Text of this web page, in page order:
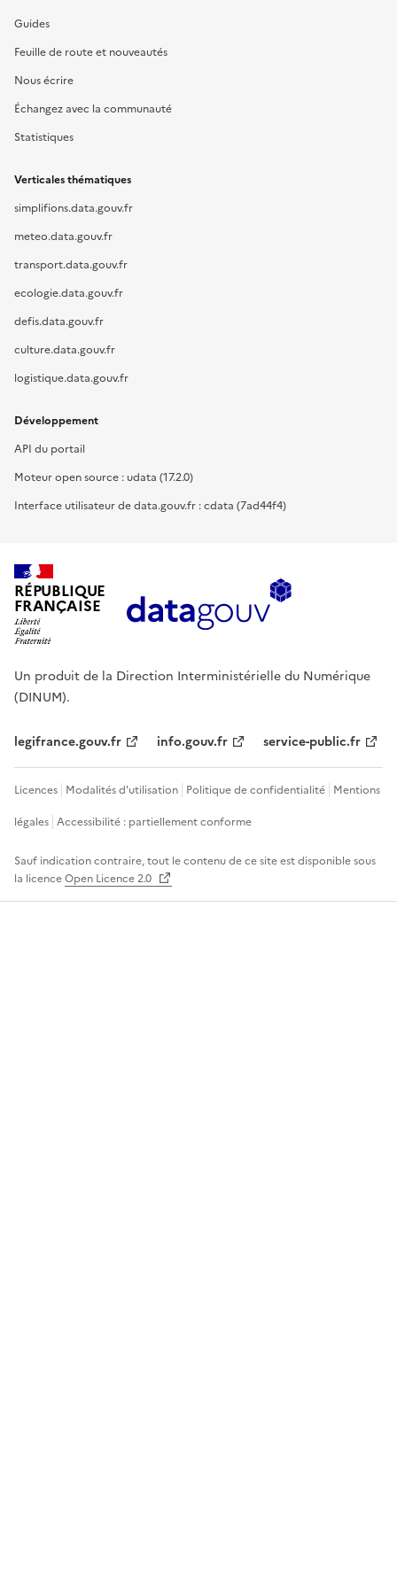
Guides
Feuille de route et nouveautés
Nous écrire
Échangez avec la communauté
Statistiques
Verticales thématiques
simplifions.data.gouv.fr
meteo.data.gouv.fr
transport.data.gouv.fr
ecologie.data.gouv.fr
defis.data.gouv.fr
culture.data.gouv.fr
logistique.data.gouv.fr
Développement
API du portail
Moteur open source : udata (17.2.0)
Interface utilisateur de data.gouv.fr : cdata (7ad44f4)
RÉPUBLIQUE
FRANÇAISE
Un produit de la Direction Interministérielle du Numérique
(DINUM).
legifrance.gouv.fr info.gouv.fr service-public.fr
Licences Modalités d'utilisation Politique de confidentialité Mentions
légales Accessibilité : partiellement conforme
Sauf indication contraire, tout le contenu de ce site est disponible sous
la licenceOpen Licence 2.0